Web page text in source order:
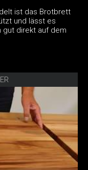
ist das Brotbrett
und lässt es
gut direkt auf dem